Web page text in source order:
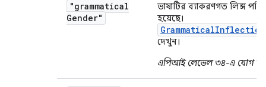
"grammatical
Gender"
ভাষাটির ব্যাকরণগত লিঙ্গ
হয়েছে।
দেখুন।
এপিআই লেভেল ৩৪-এ যোগ